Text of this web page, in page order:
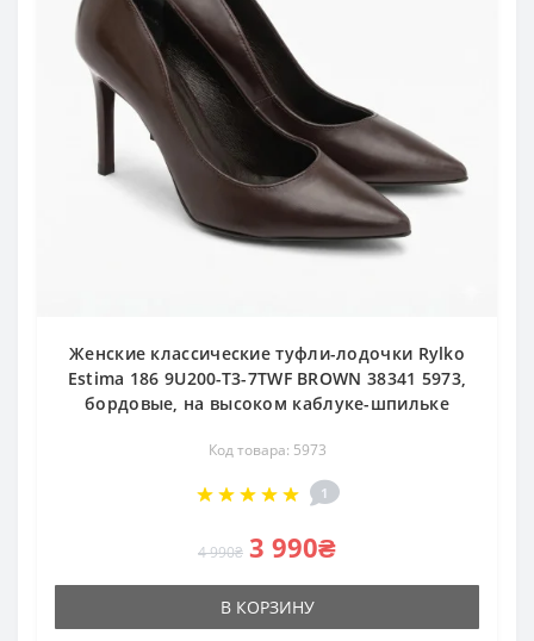
Женские классические туфли-лодочки Rylko
Estima 186 9U200-T3-7TWF BROWN 38341 5973,
бордовые, на высоком каблуке-шпильке
Код товара: 5973
1
4 990₴ 3 990₴
В КОРЗИНУ